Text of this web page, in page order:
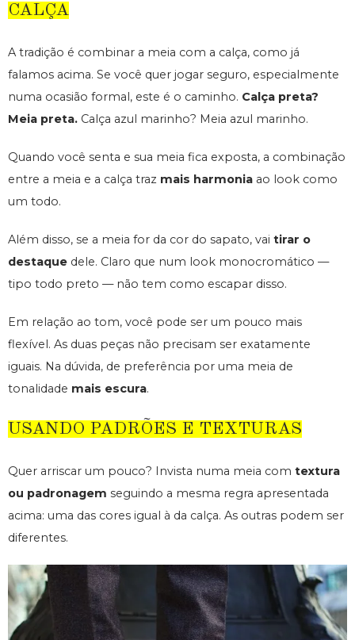
CALÇA
A tradição é combinar a meia com a calça, como já
falamos acima. Se você quer jogar seguro, especialmente
numa ocasião formal, este é o caminho. Calça preta?
Meia preta. Calça azul marinho? Meia azul marinho.
Quando você senta e sua meia fica exposta, a combinação
entre a meia e a calça traz mais harmonia ao look como
um todo.
Além disso, se a meia for da cor do sapato, vai tirar o
destaque dele. Claro que num look monocromático —
tipo todo preto — não tem como escapar disso.
Em relação ao tom, você pode ser um pouco mais
flexível. As duas peças não precisam ser exatamente
iguais. Na dúvida, de preferência por uma meia de
tonalidade mais escura.
USANDO PADRÕES E TEXTURAS
Quer arriscar um pouco? Invista numa meia com textura
ou padronagem seguindo a mesma regra apresentada
acima: uma das cores igual à da calça. As outras podem ser
diferentes.